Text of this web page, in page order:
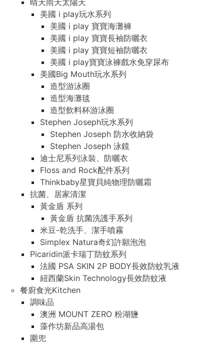
晴天雨天太陽天
美國 i play玩水系列
美國 i play 寶寶海灘褲
美國 i play 寶寶長袖防曬衣
美國 i play 寶寶短袖防曬衣
美國 i play寶寶泳褲戲水免穿尿布
美國Big Mouth玩水系列
造型游泳圈
造型海灘毯
造型飲料杯游泳圈
Stephen Joseph玩水系列
Stephen Joseph 防水收納袋
Stephen Joseph 泳鏡
迪士尼系列泳裝、防曬衣
Floss and Rock配件系列
Thinkbaby星寶貝純物理防曬霜
抗菌、居家清潔
黃金盾 系列
黃金盾 抗菌洗護手系列
米豆-乾洗手、潔手噴霧
Simplex Natura奇幻許願泡泡
Picaridin派卡瑞丁防蚊系列
法國 PSA SKIN 2P BODY長效防蚊乳液
紐西蘭Skin Technology長效防蚊液
餐廚食光Kitchen
調味品
澳洲 MOUNT ZERO 粉湖鹽
藻作坊新品高湯包
圍兜